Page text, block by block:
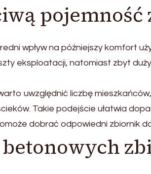
wpływ na późniejszy komfort
eksploatacji, natomiast zbyt
uwzględnić liczbę
Takie podejście ułatwia
dobrać odpowiedni zbiornik